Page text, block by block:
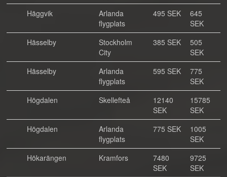
Häggvik
Arlanda
flygplats
495 SEK
645
SEK
Hässelby
Stockholm
City
385 SEK
505
SEK
Hässelby
Arlanda
flygplats
595 SEK
775
SEK
Högdalen
Skellefteå
12140
SEK
15785
SEK
Högdalen
Arlanda
flygplats
775 SEK
1005
SEK
Hökarängen
Kramfors
7480
SEK
9725
SEK